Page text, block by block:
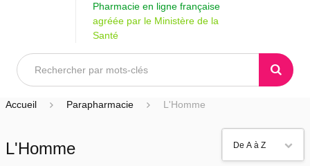
Pharmacie en ligne française
agréée par le Ministère de la
Santé
Accueil Parapharmacie L'Homme
L'Homme